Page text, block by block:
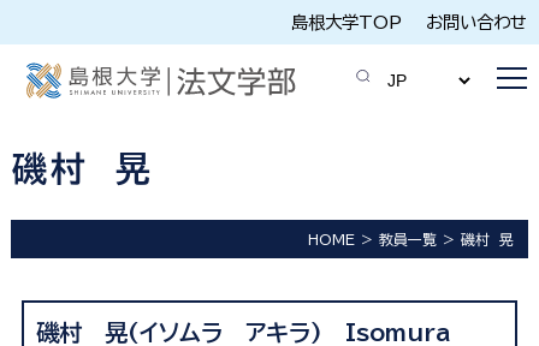
島根大学TOP お問い合わせ
磯村 晃
HOME 教員一覧 磯村 晃
磯村 晃(イソムラ アキラ) Isomura